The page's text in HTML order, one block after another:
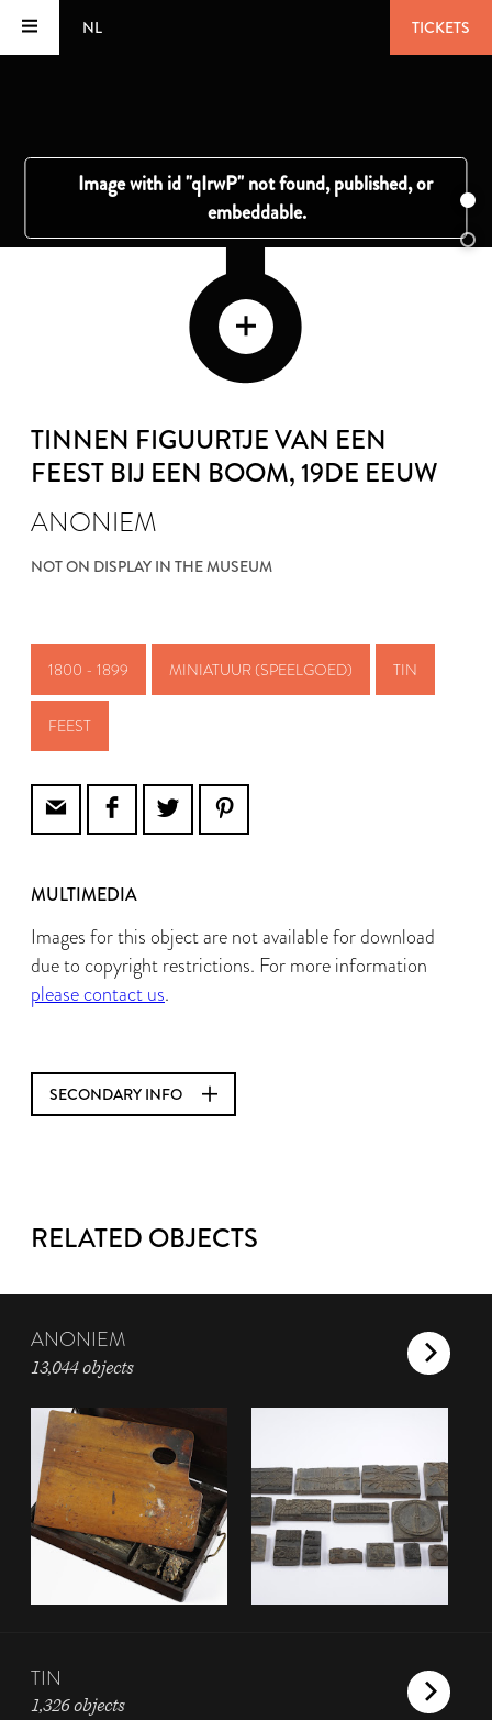
NL TICKETS
TINNEN FIGUURTJE VAN EEN
FEEST BIJ EEN BOOM, 19DE EEUW
ANONIEM
NOT ON DISPLAY IN THE MUSEUM
1800 - 1899 MINIATUUR (SPEELGOED) TIN
FEEST
MULTIMEDIA
Images for this object are not available for download
due to copyright restrictions. For more information
please contact us.
SECONDARY INFO
RELATED OBJECTS
ANONIEM
13,044 objects
TIN
1,326 objects